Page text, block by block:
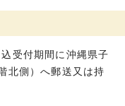
受付期間に沖縄県子
北側）へ郵送又は持